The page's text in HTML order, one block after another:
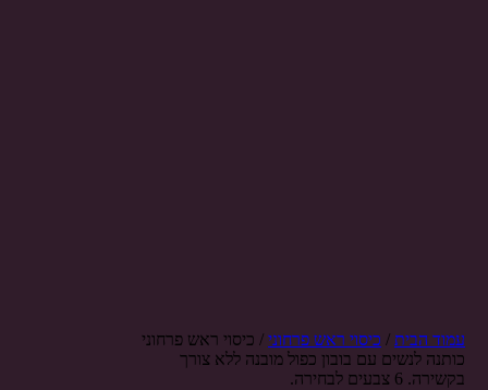
עמוד הבית/ כיסוי ראש פרחוני/ כיסוי ראש פרחוני
כותנה לנשים עם בובון כפול מובנה ללא צורך
בקשירה. 6 צבעים לבחירה.